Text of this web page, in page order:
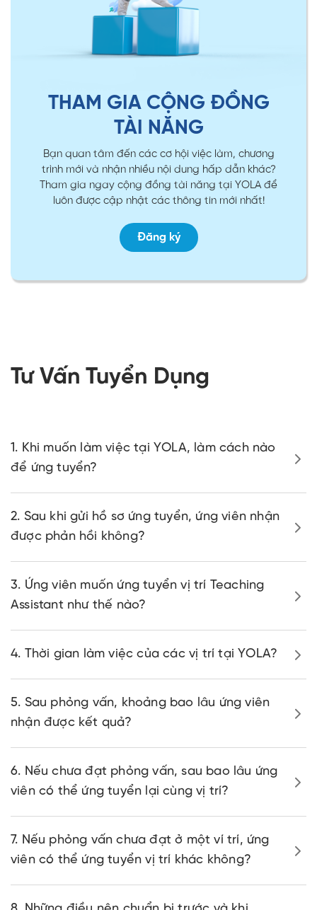
THAM GIA CỘNG ĐỒNG
TÀI NĂNG
Bạn quan tâm đến các cơ hội việc làm, chương
trình mới và nhận nhiều nội dung hấp dẫn khác?
Tham gia ngay cộng đồng tài năng tại YOLA để
luôn được cập nhật các thông tin mới nhất!
Đăng ký
Tư Vấn Tuyển Dụng
1. Khi muốn làm việc tại YOLA, làm cách nào
để ứng tuyển?
2. Sau khi gửi hồ sơ ứng tuyển, ứng viên nhận
được phản hồi không?
3. Ứng viên muốn ứng tuyển vị trí Teaching
Assistant như thế nào?
4. Thời gian làm việc của các vị trí tại YOLA?
5. Sau phỏng vấn, khoảng bao lâu ứng viên
nhận được kết quả?
6. Nếu chưa đạt phỏng vấn, sau bao lâu ứng
viên có thể ứng tuyển lại cùng vị trí?
7. Nếu phỏng vấn chưa đạt ở một ví trí, ứng
viên có thể ứng tuyển vị trí khác không?